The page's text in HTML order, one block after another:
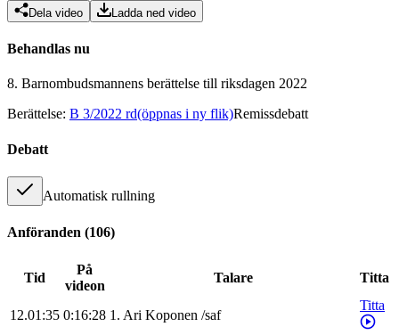
Dela video Ladda ned video
Behandlas nu
8. Barnombudsmannens berättelse till riksdagen 2022
Berättelse: B 3/2022 rd(öppnas i ny flik)Remissdebatt
Debatt
Automatisk rullning
Anföranden (106)
Tid
På
videon
Talare Titta
12.01:35 0:16:28 1. Ari Koponen /saf
Titta